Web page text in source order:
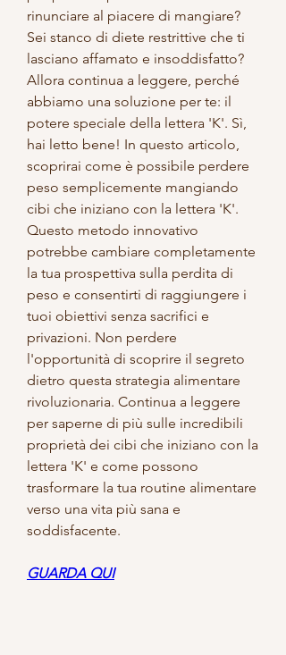
rinunciare al piacere di mangiare?
Sei stanco di diete restrittive che ti
lasciano affamato e insoddisfatto?
Allora continua a leggere, perché
abbiamo una soluzione per te: il
potere speciale della lettera 'K'. Sì,
hai letto bene! In questo articolo,
scoprirai come è possibile perdere
peso semplicemente mangiando
cibi che iniziano con la lettera 'K'.
Questo metodo innovativo
potrebbe cambiare completamente
la tua prospettiva sulla perdita di
peso e consentirti di raggiungere i
tuoi obiettivi senza sacrifici e
privazioni. Non perdere
l'opportunità di scoprire il segreto
dietro questa strategia alimentare
rivoluzionaria. Continua a leggere
per saperne di più sulle incredibili
proprietà dei cibi che iniziano con la
lettera 'K' e come possono
trasformare la tua routine alimentare
verso una vita più sana e
soddisfacente.
GUARDA QUI